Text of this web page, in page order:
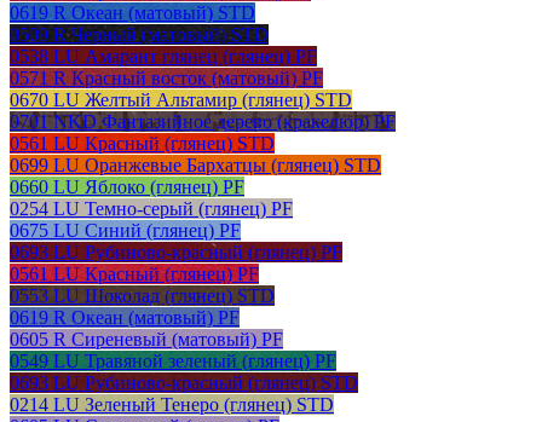
0619 R Океан (матовый) STD
0509 R Черный (матовый) STD
0538 LU Амарант глянец (глянец) PF
0571 R Красный восток (матовый) PF
0670 LU Желтый Альтамир (глянец) STD
0701 NKD Фантазийное дерево (кракелюр) PF
0561 LU Красный (глянец) STD
0699 LU Оранжевые Бархатцы (глянец) STD
0660 LU Яблоко (глянец) PF
0254 LU Темно-серый (глянец) PF
0675 LU Синий (глянец) PF
0693 LU Рубиново-красный (глянец) PF
0561 LU Красный (глянец) PF
0553 LU Шоколад (глянец) STD
0619 R Океан (матовый) PF
0605 R Сиреневый (матовый) PF
0549 LU Травяной зеленый (глянец) PF
0693 LU Рубиново-красный (глянец) STD
0214 LU Зеленый Тенеро (глянец) STD